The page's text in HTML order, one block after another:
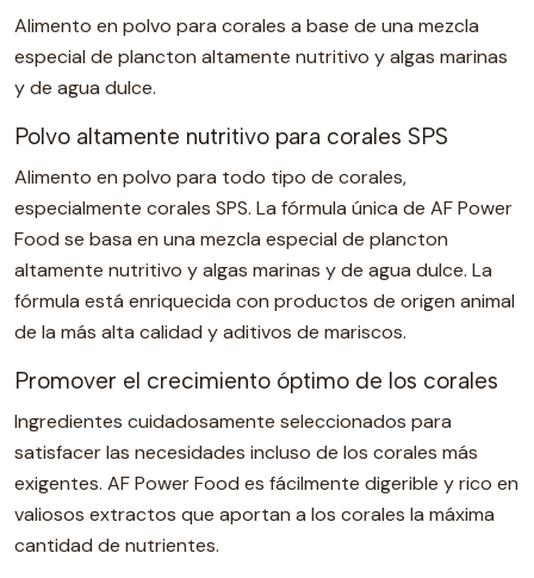
Alimento en polvo para corales a base de una mezcla
especial de plancton altamente nutritivo y algas marinas
y de agua dulce.
Polvo altamente nutritivo para corales SPS
Alimento en polvo para todo tipo de corales,
especialmente corales SPS. La fórmula única de AF Power
Food se basa en una mezcla especial de plancton
altamente nutritivo y algas marinas y de agua dulce. La
fórmula está enriquecida con productos de origen animal
de la más alta calidad y aditivos de mariscos.
Promover el crecimiento óptimo de los corales
Ingredientes cuidadosamente seleccionados para
satisfacer las necesidades incluso de los corales más
exigentes. AF Power Food es fácilmente digerible y rico en
valiosos extractos que aportan a los corales la máxima
cantidad de nutrientes.